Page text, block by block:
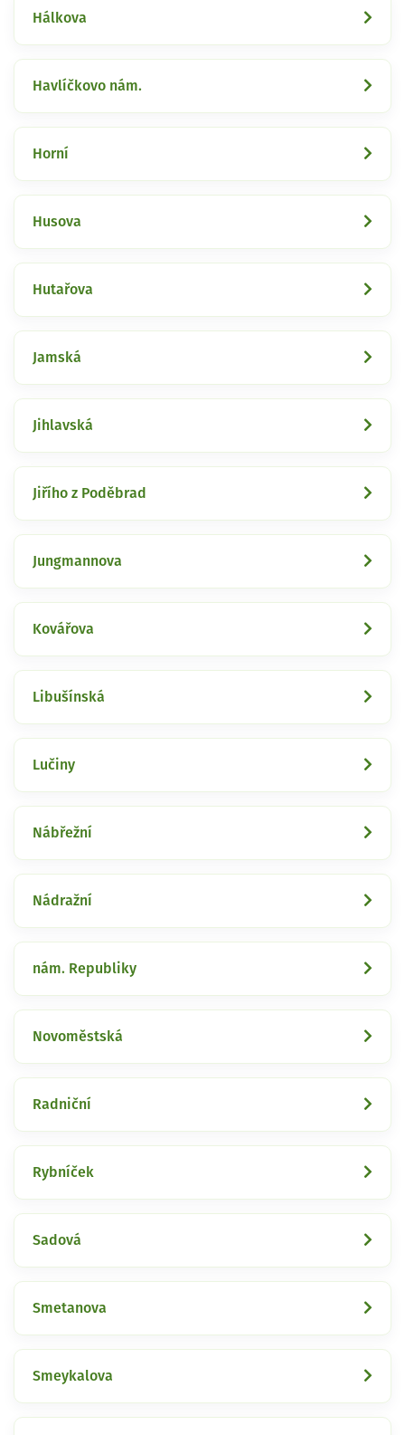
Hálkova
Havlíčkovo nám.
Horní
Husova
Hutařova
Jamská
Jihlavská
Jiřího z Poděbrad
Jungmannova
Kovářova
Libušínská
Lučiny
Nábřežní
Nádražní
nám. Republiky
Novoměstská
Radniční
Rybníček
Sadová
Smetanova
Smeykalova